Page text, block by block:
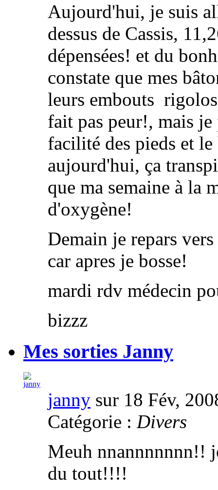
Aujourd'hui, je suis
dessus de Cassis,
dépensées! et du
constate que mes
leurs embouts
fait pas peur!, mais
facilité des pieds et
aujourd'hui, ça
que ma semaine à la
d'oxygène!
Demain je repars
car apres je bosse!
mardi rdv médecin
bizzz
Mes sorties Janny
janny sur 18 Fév,
Catégorie : Divers
Meuh nnannnnnnn!!
du tout!!!!